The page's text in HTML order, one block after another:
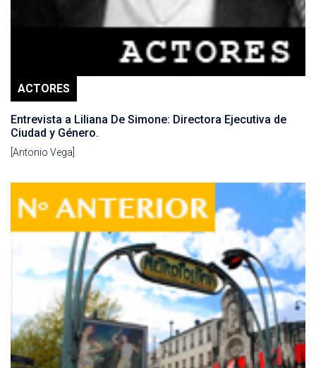
ACTORES
Entrevista a Liliana De Simone: Directora Ejecutiva de
Ciudad y Género.
[Antonio Vega]